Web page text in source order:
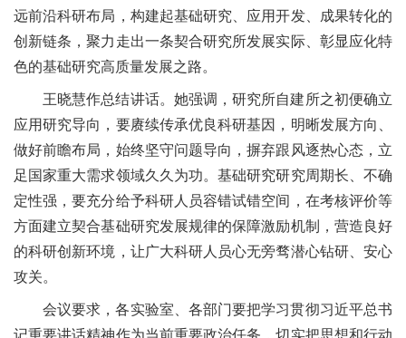
远前沿科研布局，构建起基础研究、应用开发、成果转化的
创新链条，聚力走出一条契合研究所发展实际、彰显应化特
色的基础研究高质量发展之路。
王晓慧作总结讲话。她强调，研究所自建所之初便确立
应用研究导向，要赓续传承优良科研基因，明晰发展方向、
做好前瞻布局，始终坚守问题导向，摒弃跟风逐热心态，立
足国家重大需求领域久久为功。基础研究研究周期长、不确
定性强，要充分给予科研人员容错试错空间，在考核评价等
方面建立契合基础研究发展规律的保障激励机制，营造良好
的科研创新环境，让广大科研人员心无旁骛潜心钻研、安心
攻关。
会议要求，各实验室、各部门要把学习贯彻习近平总书